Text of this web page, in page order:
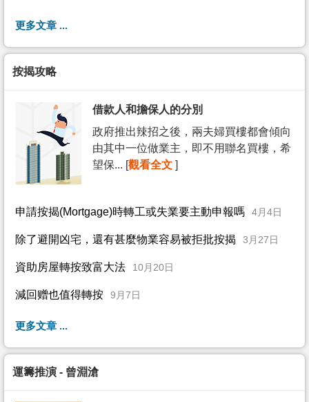
更多文章 ...
按揭攻略
借款人和擔保人的分別
政府推出辣招之後，兩夫婦買樓都會傾向
由其中一位做業主，即不用聯名買樓，希
望保... [觀看全文 ]
申請按揭(Mortgage)時轉工或失業要主動申報嗎 4月4日
除了避開凶宅，還有甚麼物業容易被拒批按揭 3月27日
資助房屋轉按致富大法 10月20日
減回赠也值得轉按 9月7日
更多文章 ...
運籌推演 - 曾淵滄